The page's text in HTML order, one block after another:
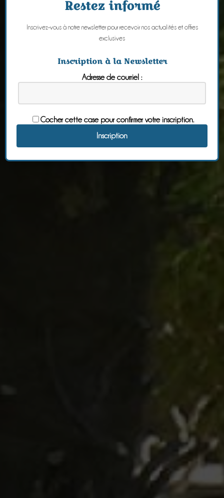
Restez informé
Inscrivez-vous à notre newsletter pour recevoir nos actualités et offres
exclusives
Inscription à la Newsletter
Adresse de courriel :
Cocher cette case pour confirmer votre inscription.